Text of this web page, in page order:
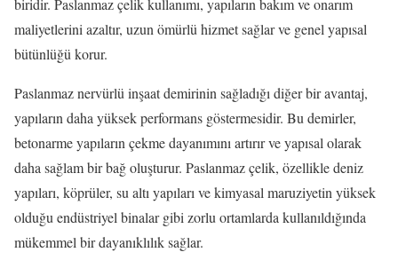
maliyetlerini azaltır, uzun ömürlü hizmet sağlar ve genel yapısal
bütünlüğü korur.
Paslanmaz nervürlü inşaat demirinin sağladığı diğer bir avantaj,
yapıların daha yüksek performans göstermesidir. Bu demirler,
betonarme yapıların çekme dayanımını artırır ve yapısal olarak
daha sağlam bir bağ oluşturur. Paslanmaz çelik, özellikle deniz
yapıları, köprüler, su altı yapıları ve kimyasal maruziyetin yüksek
olduğu endüstriyel binalar gibi zorlu ortamlarda kullanıldığında
mükemmel bir dayanıklılık sağlar.